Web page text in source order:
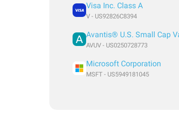
Visa Inc. Class A
V - US92826C8394
AVUV - US0250728773
Microsoft Corporation
MSFT - US5949181045